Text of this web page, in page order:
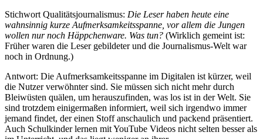
Stichwort Qualitätsjournalismus: Die Leser haben heute eine
wahnsinnig kurze Aufmerksamkeitsspanne, vor allem die Jungen
wollen nur noch Häppchenware. Was tun? (Wirklich gemeint ist:
Früher waren die Leser gebildeter und die Journalismus-Welt war
noch in Ordnung.)
Antwort: Die Aufmerksamkeitsspanne im Digitalen ist kürzer, weil
die Nutzer verwöhnter sind. Sie müssen sich nicht mehr durch
Bleiwüsten quälen, um herauszufinden, was los ist in der Welt. Sie
sind trotzdem einigermaßen informiert, weil sich irgendwo immer
jemand findet, der einen Stoff anschaulich und packend präsentiert.
Auch Schulkinder lernen mit YouTube Videos nicht selten besser als